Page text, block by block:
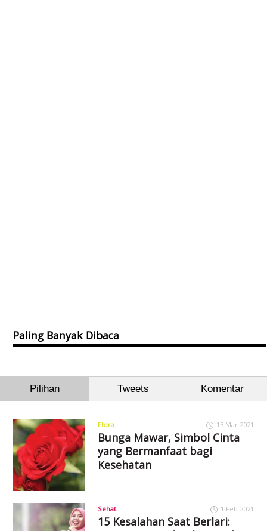
Paling Banyak Dibaca
Pilihan Tweets Komentar
Flora 13 Mar 2021
Bunga Mawar, Simbol Cinta
yang Bermanfaat bagi
Kesehatan
Sehat 1 Feb 2021
15 Kesalahan Saat Berlari: